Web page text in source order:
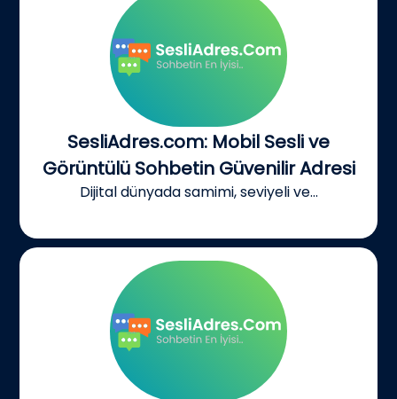
SesliAdres.com: Mobil Sesli ve
Görüntülü Sohbetin Güvenilir Adresi
Dijital dünyada samimi, seviyeli ve...